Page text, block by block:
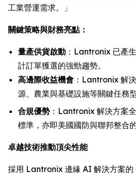
工業營運需求。」
關鍵策略與財務亮點：
量產供貨啟動 ：Lantronix 已產
計訂單獲選的強勁趨勢。
高邊際收益機會 ：Lantronix 解
源、農業與基礎設施等關鍵任務
合規優勢 ：Lantronix 解決方案
標準，亦即美國國防與聯邦整合
卓越技術推動頂尖性能
採用 Lantronix 邊緣 AI 解決方案的